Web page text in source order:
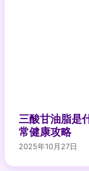
三酸甘油脂是
常健康攻略
2025年10月27日